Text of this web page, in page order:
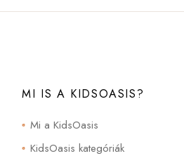
MI IS A KIDSOASIS?
Mi a KidsOasis
KidsOasis kategóriák